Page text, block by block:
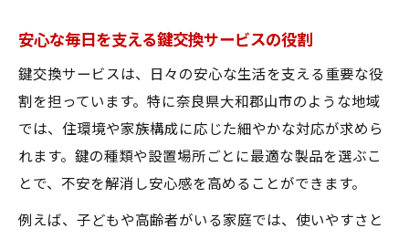
安心な毎日を支える鍵交換サービスの役割
鍵交換サービスは、日々の安心な生活を支える重要な役
割を担っています。特に奈良県大和郡山市のような地域
では、住環境や家族構成に応じた細やかな対応が求めら
れます。鍵の種類や設置場所ごとに最適な製品を選ぶこ
とで、不安を解消し安心感を高めることができます。
例えば、子どもや高齢者がいる家庭では、使いやすさと